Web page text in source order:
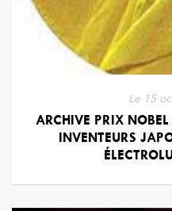
ARCHIVE PRIX
INVENTEURS
Le 15